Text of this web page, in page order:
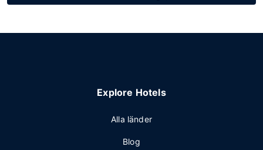
Explore Hotels
Alla länder
Blog